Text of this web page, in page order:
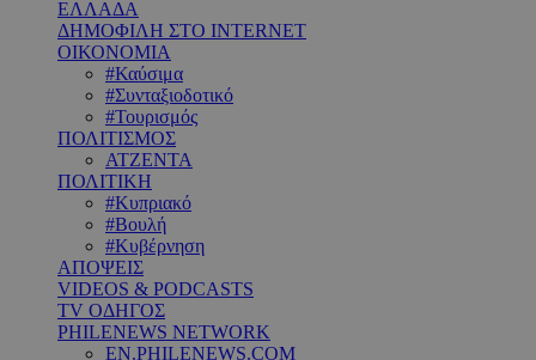
ΕΛΛΑΔΑ
ΔΗΜΟΦΙΛΗ ΣΤΟ INTERNET
ΟΙΚΟΝΟΜΙΑ
#Καύσιμα
#Συνταξιοδοτικό
#Τουρισμός
ΠΟΛΙΤΙΣΜΟΣ
ΑΤΖΕΝΤΑ
ΠΟΛΙΤΙΚΗ
#Κυπριακό
#Βουλή
#Κυβέρνηση
ΑΠΟΨΕΙΣ
VIDEOS & PODCASTS
TV ΟΔΗΓΟΣ
PHILENEWS NETWORK
EN.PHILENEWS.COM